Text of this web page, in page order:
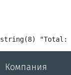
Компания